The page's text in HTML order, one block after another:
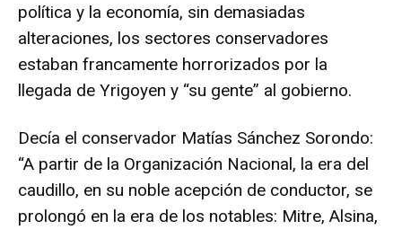
política y la economía, sin demasiadas
alteraciones, los sectores conservadores
estaban francamente horrorizados por la
llegada de Yrigoyen y “su gente” al gobierno.
Decía el conservador Matías Sánchez Sorondo:
“A partir de la Organización Nacional, la era del
caudillo, en su noble acepción de conductor, se
prolongó en la era de los notables: Mitre, Alsina,